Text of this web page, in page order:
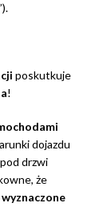
poskutkuje
!
dojazdu
drzwi
że